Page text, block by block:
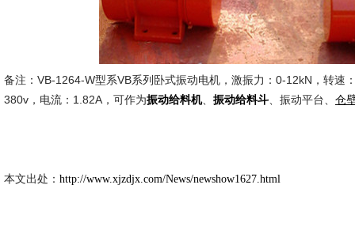
备注：VB-1264-W型系VB系列卧式振动电机，激振力：0-12kN，转速
380v，电流：1.82A，可作为振动给料机、 振动给料斗 、振动平台、 仓
本文出处： http://www.xjzdjx.com/News/newshow1627.html